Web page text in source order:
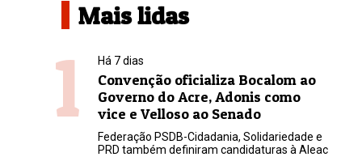
Mais lidas
1 Há 7 dias
Convenção oficializa Bocalom ao
Governo do Acre, Adonis como
vice e Velloso ao Senado
Federação PSDB-Cidadania, Solidariedade e
PRD também definiram candidaturas à Aleac